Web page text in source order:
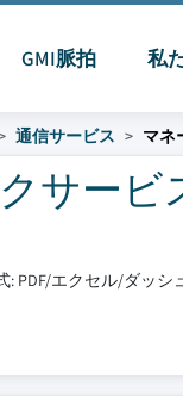
GMI脈拍 私
通信サービス マネ
サービ
: PDF/エクセル/ダッ